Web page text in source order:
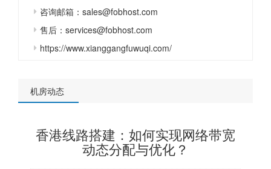
咨询邮箱：sales@fobhost.com
售后：services@fobhost.com
https://www.xianggangfuwuqi.com/
机房动态
香港线路搭建：如何实现网络带宽
动态分配与优化？